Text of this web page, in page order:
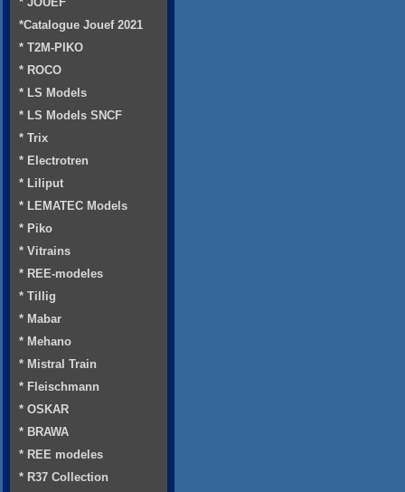
*Catalogue Jouef 2021
* T2M-PIKO
* ROCO
* LS Models
* LS Models SNCF
* Trix
* Electrotren
* Liliput
* LEMATEC Models
* Piko
* Vitrains
* REE-modeles
* Tillig
* Mabar
* Mehano
* Mistral Train
* Fleischmann
* OSKAR
* BRAWA
* REE modeles
* R37 Collection